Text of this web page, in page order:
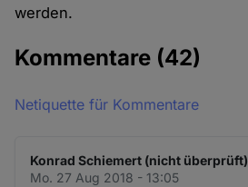
werden.
Kommentare (42)
Netiquette für Kommentare
Konrad Schiemert (nicht überprüft)
Mo. 27 Aug 2018 - 13:05